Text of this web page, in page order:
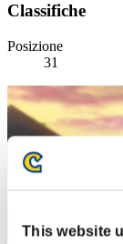
This website
Classifiche
Posizione
31